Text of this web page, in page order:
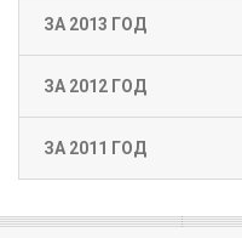
ЗА 2013 ГОД
ЗА 2012 ГОД
ЗА 2011 ГОД